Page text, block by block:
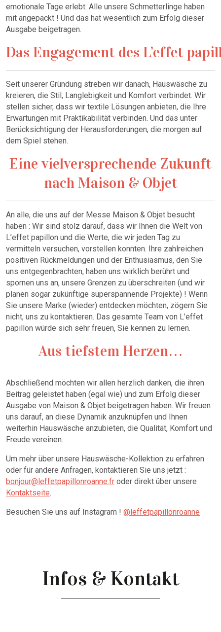
emotionale Tage erlebt. Alle unsere Schmetterlinge haben
mit angepackt ! Und das hat wesentlich zum Erfolg dieser
Ausgabe beigetragen.
Das Engagement des L’effet
Seit unserer Gründung streben wir danach, Hauswäsche zu
kreieren, die Stil, Langlebigkeit und Komfort verbindet. Wir
stellen sicher, dass wir textile Lösungen anbieten, die Ihre
Erwartungen mit Praktikabilität verbinden. Und das unter
Berücksichtigung der Herausforderungen, die morgen auf
dem Spiel stehen.
Eine vielversprechende Zukunft
nach Maison & Objet
An alle, die uns auf der Messe Maison & Objet besucht
haben : Wir sind stolz darauf, dass wir Ihnen die Welt von
L’effet papillon und die Werte, die wir jeden Tag zu
vermitteln versuchen, vorstellen konnten. Ihre zahlreichen
positiven Rückmeldungen und der Enthusiasmus, den Sie
uns entgegenbrachten, haben uns wirklich berührt und
spornen uns an, unsere Grenzen zu überschreiten (und wir
planen sogar zukünftige superspannende Projekte) ! Wenn
Sie unsere Marke (wieder) entdecken möchten, zögern Sie
nicht, uns zu kontaktieren. Das gesamte Team von L’effet
papillon würde sich sehr freuen, Sie kennen zu lernen.
Aus tiefstem Herzen…
Abschließend möchten wir allen herzlich danken, die ihren
Beitrag geleistet haben (egal wie) und zum Erfolg dieser
Ausgabe von Maison & Objet beigetragen haben. Wir freuen
uns darauf, an diese Dynamik anzuknüpfen und Ihnen
weiterhin Hauswäsche anzubieten, die Qualität, Komfort und
Freude vereinen.
Um mehr über unsere Hauswäsche-Kollektion zu erfahren
oder für andere Anfragen, kontaktieren Sie uns jetzt :
bonjour@leffetpapillonroanne.fr oder direkt über unsere
Kontaktseite.
Besuchen Sie uns auf Instagram ! @leffetpapillonroanne
Infos & Kontakt